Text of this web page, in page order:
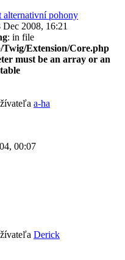
pohony
Dec 2008, 16:21
: in file
Extension/Core.php
must be an array or an
a-ha
00:07
Derick